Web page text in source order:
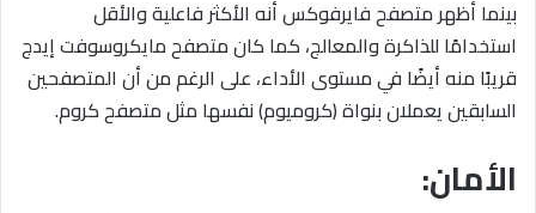
بينما أظهر متصفح فايرفوكس أنه الأكثر فاعلية والأقل
استخدامًا للذاكرة والمعالج، كما كان متصفح مايكروسوفت إيدج
قريبًا منه أيضًا في مستوى الأداء، على الرغم من أن المتصفحين
السابقين يعملان بنواة (كروميوم) نفسها مثل متصفح كروم.
الأمان: